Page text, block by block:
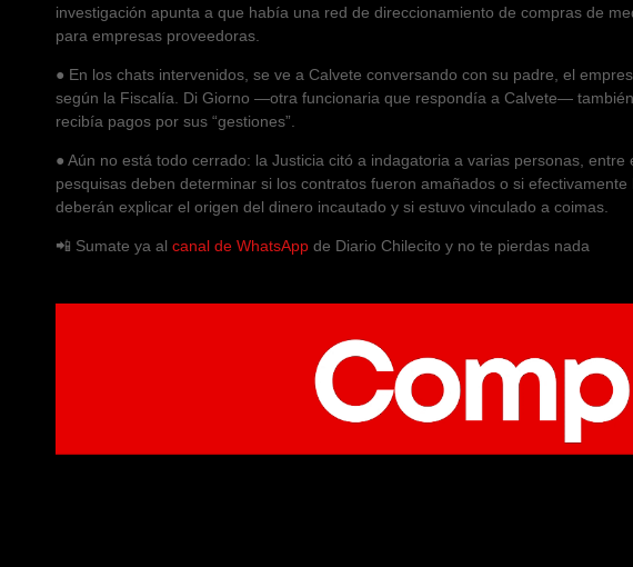
investigación apunta a que había una red de direccionamiento de compras de
para empresas proveedoras.
● En los chats intervenidos, se ve a Calvete conversando con su padre, el
según la Fiscalía. Di Giorno —otra funcionaria que respondía a Calvete—
recibía pagos por sus “gestiones”.
● Aún no está todo cerrado: la Justicia citó a indagatoria a varias personas,
pesquisas deben determinar si los contratos fueron amañados o si
deberán explicar el origen del dinero incautado y si estuvo vinculado a coimas.
📲 Sumate ya al canal de WhatsApp de Diario Chilecito y no te pierdas nada